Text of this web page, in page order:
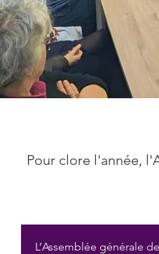
Pour clore l'année,
L’Assemblée générale